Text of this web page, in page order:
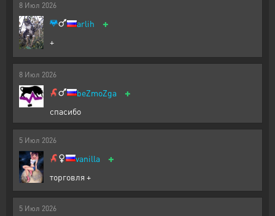
8 Июл 2026
arlih +
+
8 Июл 2026
beZmoZga +
спасибо
5 Июл 2026
vanilla +
торговля +
5 Июл 2026